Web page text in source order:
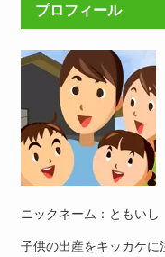
プロフィール
ニックネーム：ともいし
子供の出産をキッカケに